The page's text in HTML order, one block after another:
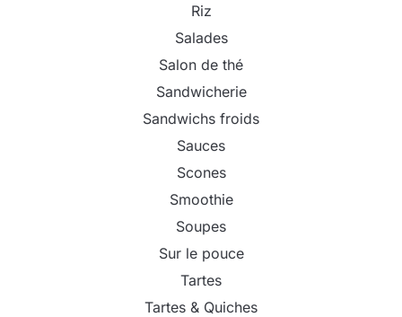
Riz
Salades
Salon de thé
Sandwicherie
Sandwichs froids
Sauces
Scones
Smoothie
Soupes
Sur le pouce
Tartes
Tartes & Quiches